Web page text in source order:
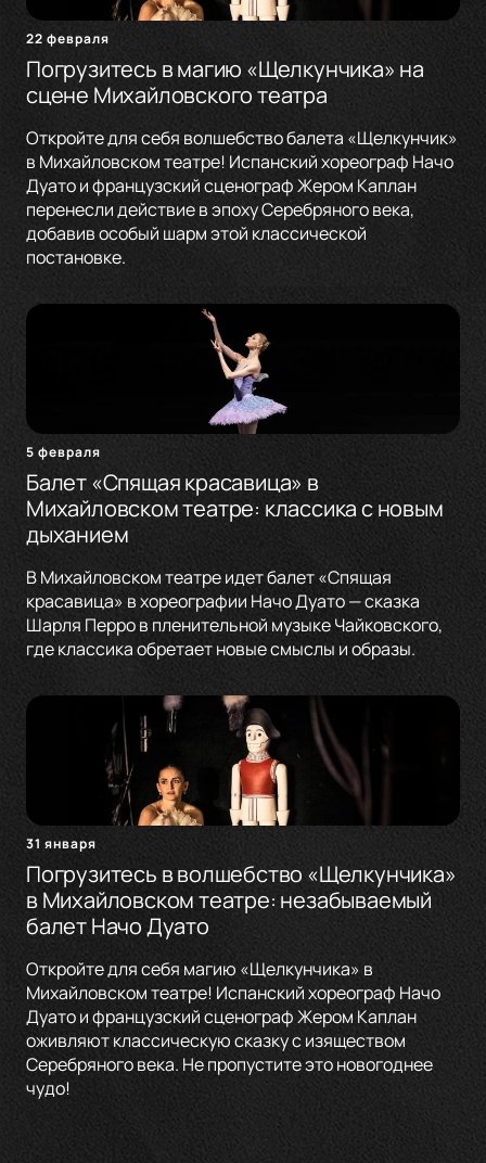
22 февраля
Погрузитесь в магию «Щелкунчика» на
сцене Михайловского театра
Откройте для себя волшебство балета «Щелкунчик»
в Михайловском театре! Испанский хореограф Начо
Дуато и французский сценограф Жером Каплан
перенесли действие в эпоху Серебряного века,
добавив особый шарм этой классической
постановке.
5 февраля
Балет «Спящая красавица» в
Михайловском театре: классика с новым
дыханием
В Михайловском театре идет балет «Спящая
красавица» в хореографии Начо Дуато — сказка
Шарля Перро в пленительной музыке Чайковского,
где классика обретает новые смыслы и образы.
31 января
Погрузитесь в волшебство «Щелкунчика»
в Михайловском театре: незабываемый
балет Начо Дуато
Откройте для себя магию «Щелкунчика» в
Михайловском театре! Испанский хореограф Начо
Дуато и французский сценограф Жером Каплан
оживляют классическую сказку с изяществом
Серебряного века. Не пропустите это новогоднее
чудо!